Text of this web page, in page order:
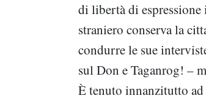
di libertà di
straniero conserva la
condurre le sue
sul Don e Taganrog! –
È tenuto innanzitutto